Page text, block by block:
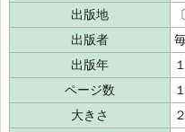
出版地
出版者
出版年
ページ数
大きさ